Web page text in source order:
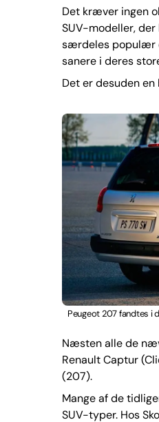
Det kræver ingen
SUV-modeller,
særdeles populær
sanere i deres
Det er desuden
Peugeot 207 fandtes i
Næsten alle de
Renault Captur
(207).
Mange af de
SUV-typer. Hos